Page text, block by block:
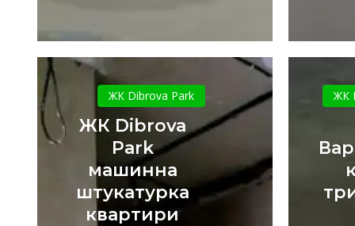
Dibrova
Park
машинна
штукатурка
квартири
ЖК Dibrova Park
ЖК Dibrova
Park
машинна
штукатурка
квартири
ЖК